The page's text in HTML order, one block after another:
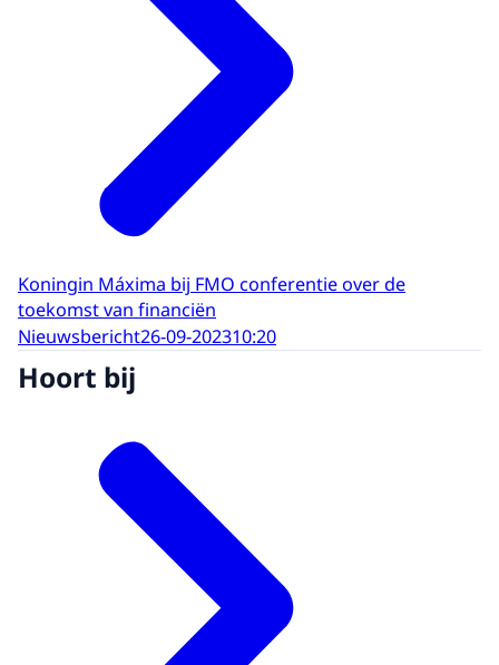
Koningin Máxima bij FMO conferentie over de
toekomst van financiën
Nieuwsbericht26-09-202310:20
Hoort bij